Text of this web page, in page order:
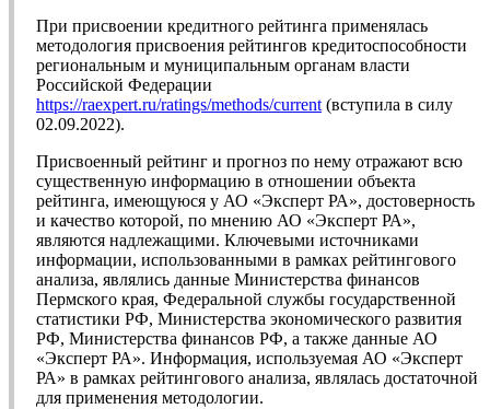
При присвоении кредитного рейтинга применялась
методология присвоения рейтингов кредитоспособности
региональным и муниципальным органам власти
Российской Федерации
https://raexpert.ru/ratings/methods/current (вступила в силу
02.09.2022).
Присвоенный рейтинг и прогноз по нему отражают всю
существенную информацию в отношении объекта
рейтинга, имеющуюся у АО «Эксперт РА», достоверность
и качество которой, по мнению АО «Эксперт РА»,
являются надлежащими. Ключевыми источниками
информации, использованными в рамках рейтингового
анализа, являлись данные Министерства финансов
Пермского края, Федеральной службы государственной
статистики РФ, Министерства экономического развития
РФ, Министерства финансов РФ, а также данные АО
«Эксперт РА». Информация, используемая АО «Эксперт
РА» в рамках рейтингового анализа, являлась достаточной
для применения методологии.